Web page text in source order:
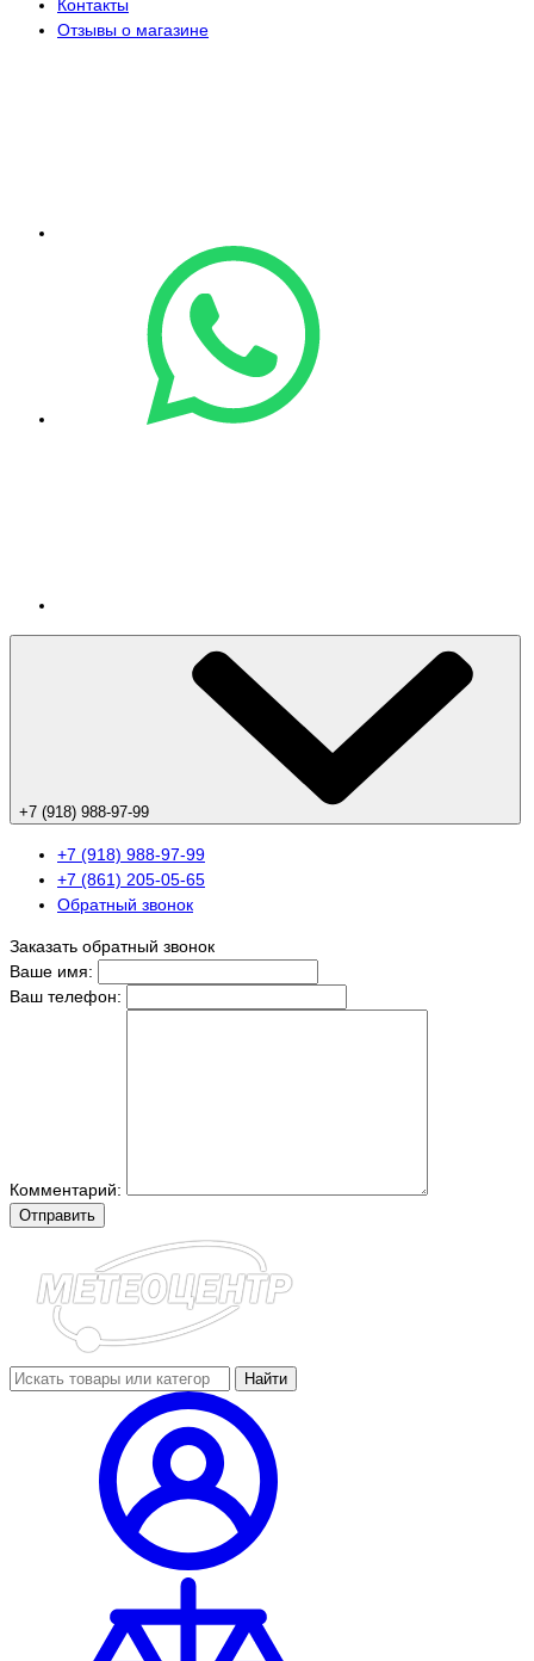
Контакты
Отзывы о магазине
+7 (918) 988-97-99
+7 (918) 988-97-99
+7 (861) 205-05-65
Обратный звонок
Заказать обратный звонок
Ваше имя:
Ваш телефон:
Комментарий:
Отправить
Найти